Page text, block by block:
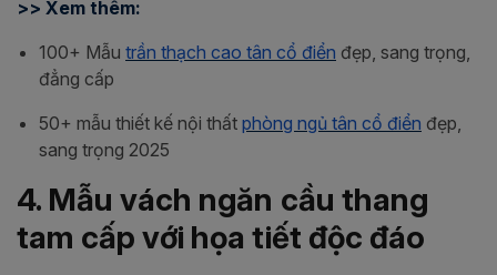
>> Xem thêm:
100+ Mẫu trần thạch cao tân cổ điển đẹp, sang trọng,
đẳng cấp
50+ mẫu thiết kế nội thất phòng ngủ tân cổ điển đẹp,
sang trọng 2025
4. Mẫu vách ngăn cầu thang
tam cấp với họa tiết độc đáo